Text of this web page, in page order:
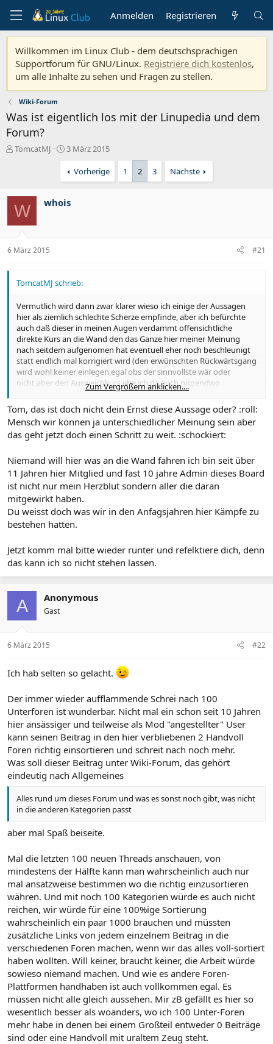
Anmelden Registrieren
Willkommen im Linux Club - dem deutschsprachigen
Supportforum für GNU/Linux. Registriere dich kostenlos,
um alle Inhalte zu sehen und Fragen zu stellen.
Wiki-Forum
Was ist eigentlich los mit der Linupedia und dem
Forum?
E
l
l
e
r
TomcatMJ
E
s
t
l
a
3 März 2015
Vorherige 1 2 3 Nächste
W whois
6 März 2015 #21
TomcatMJ schrieb:
Vermutlich wird dann zwar klarer wieso ich einige der Aussagen
hier als ziemlich schlechte Scherze empfinde, aber ich befürchte
auch daß dieser in meinen Augen verdammt offensichtliche
direkte Kurs an die Wand den das Ganze hier meiner Meinung
nach seitdem aufgenomen hat eventuell eher noch beschleunigt
statt endlich mal korrigiert wird (den erwünschten Rückwärtsgang
wird wohl keiner einlegen,egal obs der sinnvollste wär oder
nicht,aber den Ausweichkurs ehe ich da auch nirgendwo
eingeschlagen..leider eher noch einen weiteren Tritt aufs
Gaspedal...)
Zum Vergrößern anklicken....
Tom, das ist doch nicht dein Ernst diese Aussage oder? :roll:
Mensch wir können ja unterschiedlicher Meinung sein aber
das geht jetzt doch einen Schritt zu weit. :schockiert:
Niemand will hier was an die Wand fahren ich bin seit über
11 Jahren hier Mitglied und fast 10 jahre Admin dieses Board
ist nicht nur mein Herzblut sondern aller die daran
mitgewirkt haben.
Du weisst doch was wir in den Anfagsjahren hier Kämpfe zu
bestehen hatten.
Jetzt komm mal bitte wieder runter und refelktiere dich, denn
das kann ich so nicht stehen lassen.
A Anonymous
Gast
6 März 2015 #22
Ich hab selten so gelacht.
Der immer wieder aufflammende Schrei nach 100
Unterforen ist wunderbar. Nicht mal ein schon seit 10 Jahren
hier ansässiger und teilweise als Mod "angestellter" User
kann seinen Beitrag in den hier verbliebenen 2 Handvoll
Foren richtig einsortieren und schreit nach noch mehr.
Was soll dieser Beitrag unter Wiki-Forum, das gehört
eindeutig nach Allgemeines
Alles rund um dieses Forum und was es sonst noch gibt, was nicht
in die anderen Kategorien passt
aber mal Spaß beiseite.
Mal die letzten 100 neuen Threads anschauen, von
mindestens der Hälfte kann man wahrscheinlich auch nur
mal ansatzweise bestimmen wo die richtig einzusortieren
währen. Und mit noch 100 Kategorien würde es auch nicht
reichen, wir würde für eine 100%ige Sortierung
wahrscheinlich ein paar 1000 brauchen und müssten
zusätzliche Links von jedem einzelnem Beitrag in die
verschiedenen Foren machen, wenn wir das alles voll-sortiert
haben wollten. Will keiner, braucht keiner, die Arbeit würde
sowieso niemand machen. Und wie es andere Foren-
Plattformen handhaben ist auch vollkommen egal. Es
müssen nicht alle gleich aussehen. Mir zB gefällt es hier so
wesentlich besser als woanders, wo ich 100 Unter-Foren
mehr habe in denen bei einem Großteil entweder 0 Beiträge
sind oder eine Handvoll mit uraltem Zeug steht.